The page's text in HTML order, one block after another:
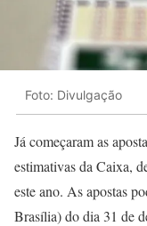
Foto: Divulgação
Já começaram as
estimativas da Caixa,
este ano. As apostas
Brasília) do dia 31 de